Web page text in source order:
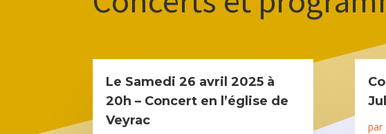
Le Samedi 26 avril 2025 à
20h – Concert en l’église de
Veyrac
par